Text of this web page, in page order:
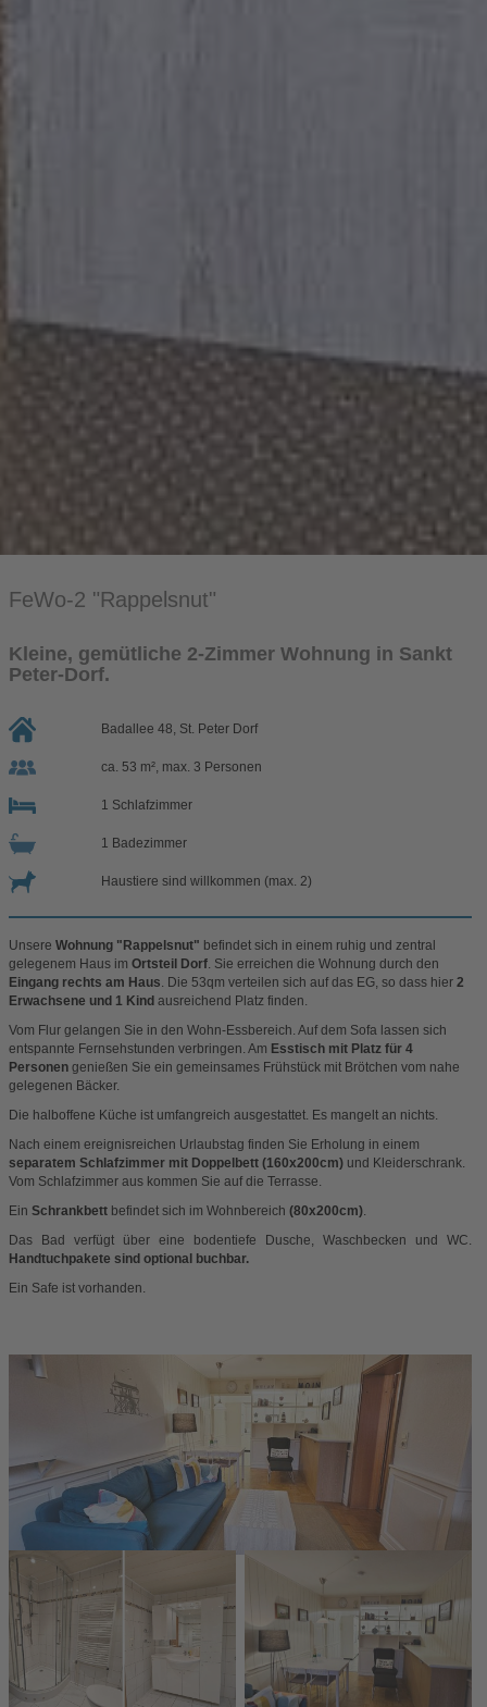
FeWo-2 "Rappelsnut"
Kleine, gemütliche 2-Zimmer Wohnung in Sankt
Peter-Dorf.
Badallee 48, St. Peter Dorf
ca. 53 m², max. 3 Personen
1 Schlafzimmer
1 Badezimmer
Haustiere sind willkommen (max. 2)
Unsere Wohnung "Rappelsnut" befindet sich in einem ruhig und zentral
gelegenem Haus im Ortsteil Dorf. Sie erreichen die Wohnung durch den
Eingang rechts am Haus. Die 53qm verteilen sich auf das EG, so dass hier 2
Erwachsene und 1 Kind ausreichend Platz finden.
Vom Flur gelangen Sie in den Wohn-Essbereich. Auf dem Sofa lassen sich
entspannte Fernsehstunden verbringen. Am Esstisch mit Platz für 4
Personen genießen Sie ein gemeinsames Frühstück mit Brötchen vom nahe
gelegenen Bäcker.
Die halboffene Küche ist umfangreich ausgestattet. Es mangelt an nichts.
Nach einem ereignisreichen Urlaubstag finden Sie Erholung in einem
separatem Schlafzimmer mit Doppelbett (160x200cm) und Kleiderschrank.
Vom Schlafzimmer aus kommen Sie auf die Terrasse.
Ein Schrankbett befindet sich im Wohnbereich (80x200cm).
Das Bad verfügt über eine bodentiefe Dusche, Waschbecken und WC.
Handtuchpakete sind optional buchbar.
Ein Safe ist vorhanden.